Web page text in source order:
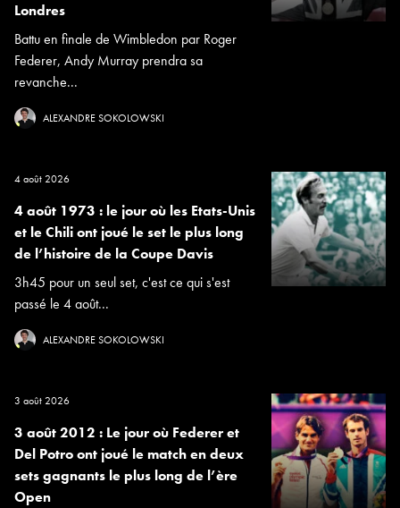
Londres
Battu en finale de Wimbledon par Roger
Federer, Andy Murray prendra sa
revanche...
ALEXANDRE SOKOLOWSKI
4 août 2026
4 août 1973 : le jour où les Etats-Unis
et le Chili ont joué le set le plus long
de l’histoire de la Coupe Davis
3h45 pour un seul set, c'est ce qui s'est
passé le 4 août...
ALEXANDRE SOKOLOWSKI
3 août 2026
3 août 2012 : Le jour où Federer et
Del Potro ont joué le match en deux
sets gagnants le plus long de l’ère
Open